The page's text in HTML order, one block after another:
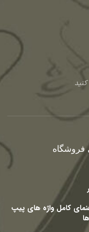
فروشگاه
کامل واژه های پیپ